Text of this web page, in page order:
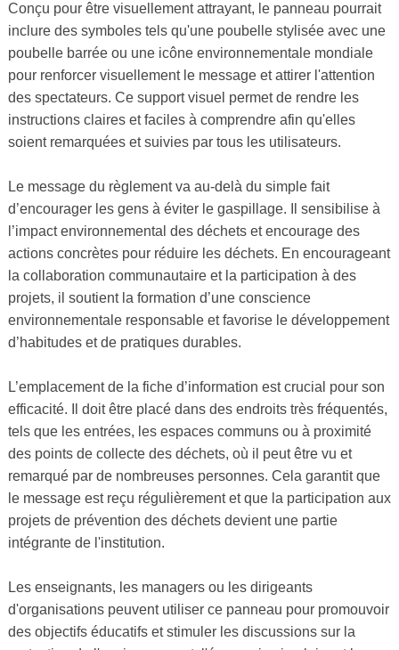
Conçu pour être visuellement attrayant, le panneau pourrait
inclure des symboles tels qu'une poubelle stylisée avec une
poubelle barrée ou une icône environnementale mondiale
pour renforcer visuellement le message et attirer l'attention
des spectateurs. Ce support visuel permet de rendre les
instructions claires et faciles à comprendre afin qu'elles
soient remarquées et suivies par tous les utilisateurs.
Le message du règlement va au-delà du simple fait
d’encourager les gens à éviter le gaspillage. Il sensibilise à
l’impact environnemental des déchets et encourage des
actions concrètes pour réduire les déchets. En encourageant
la collaboration communautaire et la participation à des
projets, il soutient la formation d’une conscience
environnementale responsable et favorise le développement
d’habitudes et de pratiques durables.
L’emplacement de la fiche d’information est crucial pour son
efficacité. Il doit être placé dans des endroits très fréquentés,
tels que les entrées, les espaces communs ou à proximité
des points de collecte des déchets, où il peut être vu et
remarqué par de nombreuses personnes. Cela garantit que
le message est reçu régulièrement et que la participation aux
projets de prévention des déchets devient une partie
intégrante de l'institution.
Les enseignants, les managers ou les dirigeants
d'organisations peuvent utiliser ce panneau pour promouvoir
des objectifs éducatifs et stimuler les discussions sur la